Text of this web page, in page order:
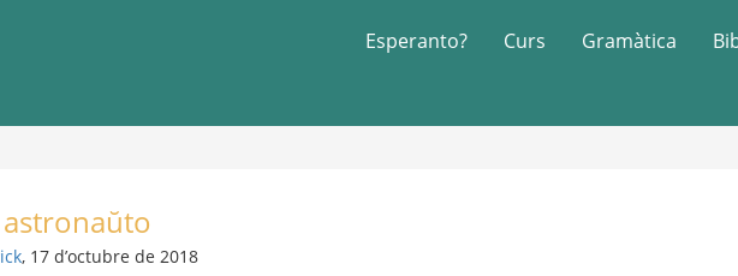
Esperanto? Curs Gramàtica
, 17 d’octubre de 2018